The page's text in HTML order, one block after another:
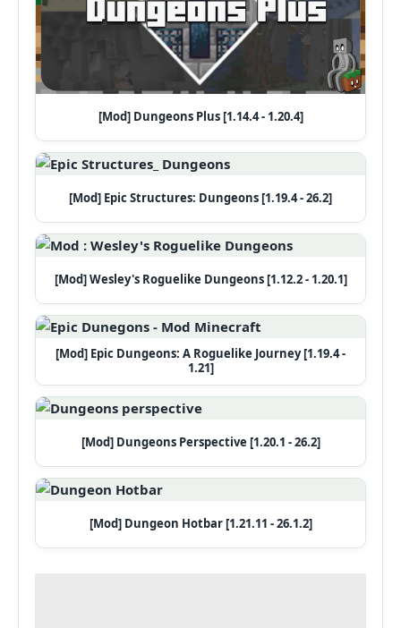
[Mod] Dungeons Plus [1.14.4 - 1.20.4]
[Mod] Epic Structures: Dungeons [1.19.4 - 26.2]
[Mod] Wesley's Roguelike Dungeons [1.12.2 - 1.20.1]
[Mod] Epic Dungeons: A Roguelike Journey [1.19.4 -
1.21]
[Mod] Dungeons Perspective [1.20.1 - 26.2]
[Mod] Dungeon Hotbar [1.21.11 - 26.1.2]